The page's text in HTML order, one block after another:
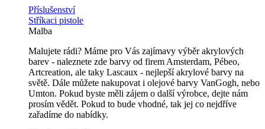
Příslušenství
Stříkaci pistole
Malba
Malujete rádi? Máme pro Vás zajímavy výběr akrylových
barev - naleznete zde barvy od firem Amsterdam, Pébeo,
Artcreation, ale taky Lascaux - nejlepší akrylové barvy na
světě. Dále můžete nakupovat i olejové barvy VanGogh, nebo
Umton. Pokud byste měli zájem o další výrobce, dejte nám
prosím vědět. Pokud to bude vhodné, tak jej co nejdříve
zařadíme do nabídky.